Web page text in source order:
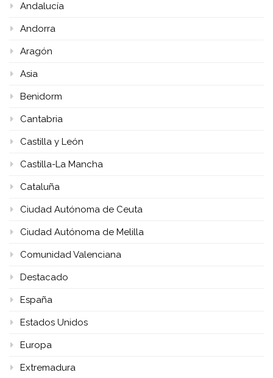
Andalucía
Andorra
Aragón
Asia
Benidorm
Cantabria
Castilla y León
Castilla-La Mancha
Cataluña
Ciudad Autónoma de Ceuta
Ciudad Autónoma de Melilla
Comunidad Valenciana
Destacado
España
Estados Unidos
Europa
Extremadura